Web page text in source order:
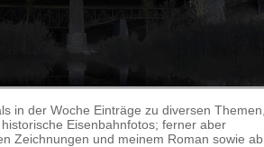
in der Woche Einträge zu diversen Themen,
Eisenbahnfotos; ferner aber
Zeichnungen und meinem Roman sowie ab